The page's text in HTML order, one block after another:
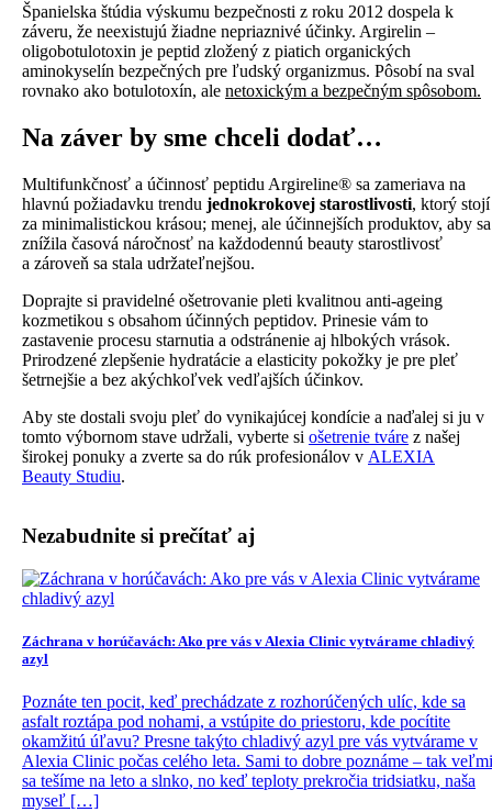
Španielska štúdia výskumu bezpečnosti z roku 2012 dospela k
záveru, že neexistujú žiadne nepriaznivé účinky. Argirelin –
oligobotulotoxin je peptid zložený z piatich organických
aminokyselín bezpečných pre ľudský organizmus. Pôsobí na sval
rovnako ako botulotoxín, ale netoxickým a bezpečným spôsobom.
Na záver by sme chceli dodať…
Multifunkčnosť a účinnosť peptidu Argireline® sa zameriava na
hlavnú požiadavku trendu jednokrokovej starostlivosti, ktorý stojí
za minimalistickou krásou; menej, ale účinnejších produktov, aby sa
znížila časová náročnosť na každodennú beauty starostlivosť
a zároveň sa stala udržateľnejšou.
Doprajte si pravidelné ošetrovanie pleti kvalitnou anti-ageing
kozmetikou s obsahom účinných peptidov. Prinesie vám to
zastavenie procesu starnutia a odstránenie aj hlbokých vrások.
Prirodzené zlepšenie hydratácie a elasticity pokožky je pre pleť
šetrnejšie a bez akýchkoľvek vedľajších účinkov.
Aby ste dostali svoju pleť do vynikajúcej kondície a naďalej si ju v
tomto výbornom stave udržali, vyberte si ošetrenie tváre z našej
širokej ponuky a zverte sa do rúk profesionálov v ALEXIA
Beauty Studiu.
Nezabudnite si prečítať aj
Záchrana v horúčavách: Ako pre vás v Alexia Clinic vytvárame chladivý
azyl
Poznáte ten pocit, keď prechádzate z rozhorúčených ulíc, kde sa
asfalt roztápa pod nohami, a vstúpite do priestoru, kde pocítite
okamžitú úľavu? Presne takýto chladivý azyl pre vás vytvárame v
Alexia Clinic počas celého leta. Sami to dobre poznáme – tak veľmi
sa tešíme na leto a slnko, no keď teploty prekročia tridsiatku, naša
myseľ […]